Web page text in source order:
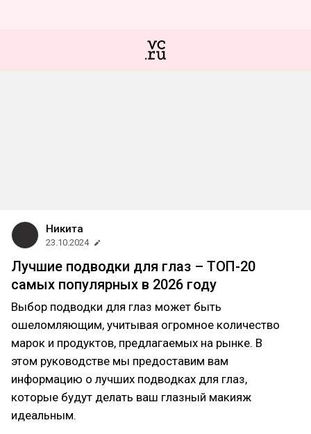
Никита
23.10.2024
Лучшие подводки для глаз – ТОП-20
самых популярных в 2026 году
Выбор подводки для глаз может быть
ошеломляющим, учитывая огромное количество
марок и продуктов, предлагаемых на рынке. В
этом руководстве мы предоставим вам
информацию о лучших подводках для глаз,
которые будут делать ваш глазный макияж
идеальным.